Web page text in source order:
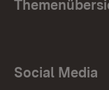
Social Media